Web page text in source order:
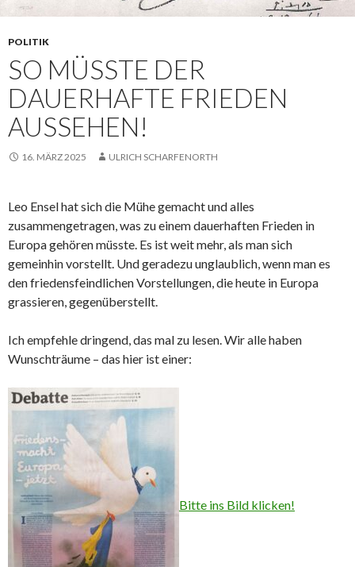
POLITIK
SO MÜSSTE DER
DAUERHAFTE FRIEDEN
AUSSEHEN!
16. MÄRZ 2025 ULRICH SCHARFENORTH
Leo Ensel hat sich die Mühe gemacht und alles
zusammengetragen, was zu einem dauerhaften Frieden in
Europa gehören müsste. Es ist weit mehr, als man sich
gemeinhin vorstellt. Und geradezu unglaublich, wenn man es
den friedensfeindlichen Vorstellungen, die heute in Europa
grassieren, gegenüberstellt.
Ich empfehle dringend, das mal zu lesen. Wir alle haben
Wunschträume – das hier ist einer:
Bitte ins Bild klicken!